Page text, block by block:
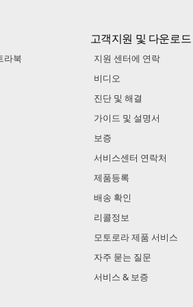
라북
고객지원 및 다운로드
지원 센터에 연락
비디오
진단 및 해결
가이드 및 설명서
보증
서비스센터 연락처
제품등록
배송 확인
리콜정보
모토로라 제품 서비스
자주 묻는 질문
서비스 & 보증